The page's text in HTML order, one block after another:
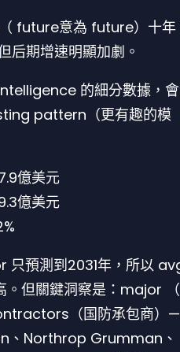
future意為 future）十年
后期增速明顯加劇。
的細分數據，
pattern（更有趣的模
億美元
億美元
只預測到2031年，所以
但關鍵洞察是：major
（国防承包商）
、Northrop Grumman、